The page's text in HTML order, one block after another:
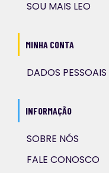
SOU MAIS LEO
MINHA CONTA
DADOS PESSOAIS
INFORMAÇÃO
SOBRE NÓS
FALE CONOSCO